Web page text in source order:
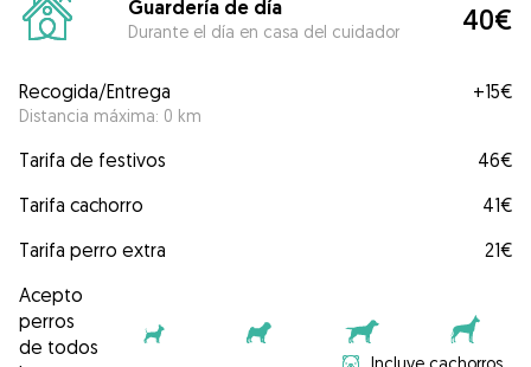
Guardería de día
Durante el día en casa del cuidador 40€
Recogida/Entrega
Distancia máxima: 0 km
+15€
Tarifa de festivos
46€
Tarifa cachorro
41€
Tarifa perro extra
21€
Acepto
perros
de todos